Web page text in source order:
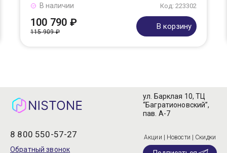
Код: 223302
В наличии
100 790 ₽
115 909 ₽
В корзину
8 800 550-57-27
Обратный звонок
ул. Барклая 10, ТЦ
“Багратионовский”,
пав. А-7
Акции | Новости | Скидки